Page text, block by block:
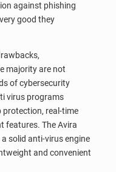
against phishing
good they
majority are not
of cybersecurity
virus programs
protection, real-time
features. The Avira
solid anti-virus engine
and convenient